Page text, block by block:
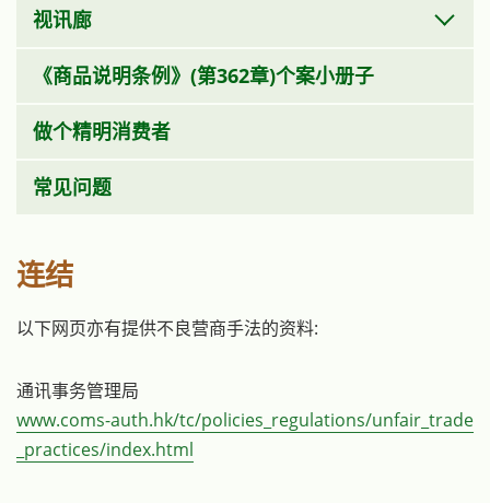
视讯廊
《商品说明条例》(第362章)个案小册子
做个精明消费者
常见问题
连结
以下网页亦有提供不良营商手法的资料:
通讯事务管理局
www.coms-auth.hk/tc/policies_regulations/unfair_trade
_practices/index.html